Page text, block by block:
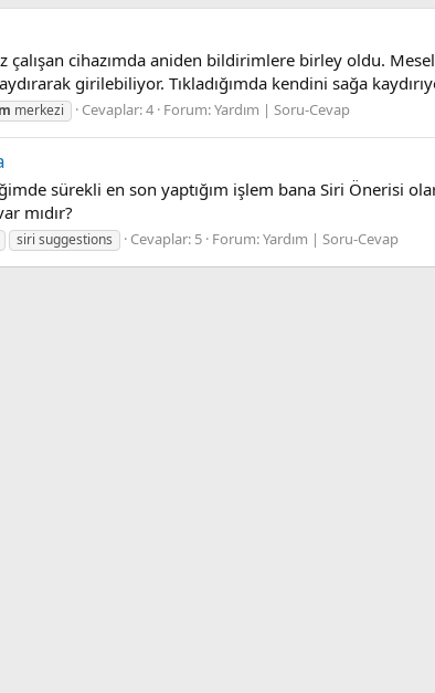
çalışan cihazımda aniden bildirimlere birley oldu.
girilebiliyor. Tıkladığımda kendini sağa
merkezi Cevaplar: 4 Forum:Yardım | Soru-Cevap
sürekli en son yaptığım işlem bana Siri Önerisi
mıdır?
siri suggestions Cevaplar: 5 Forum:Yardım | Soru-Cevap